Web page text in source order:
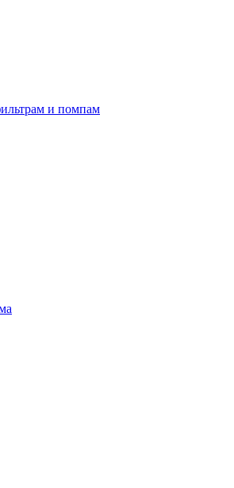
и помпам